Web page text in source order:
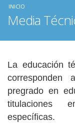
INICIO
Media
La educación
pregrado en
titulaciones
específicas.